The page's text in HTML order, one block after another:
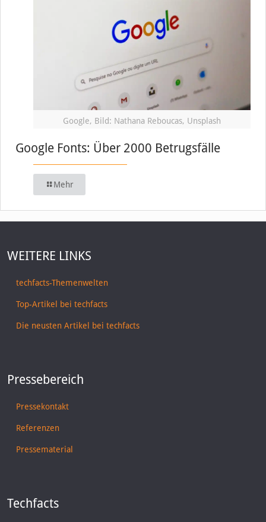
Google, Bild: Nathana Reboucas, Unsplash
Google Fonts: Über 2000 Betrugsfälle
Mehr
WEITERE LINKS
techfacts-Themenwelten
Top-Artikel bei techfacts
Die neusten Artikel bei techfacts
Pressebereich
Pressekontakt
Referenzen
Pressematerial
Techfacts